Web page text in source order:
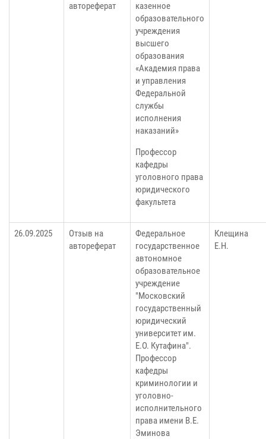
автореферат
казенное
образовательного
учреждения
высшего
образования
«Академия права
и управления
Федеральной
службы
исполнения
наказаний»
Профессор
кафедры
уголовного права
юридического
факультета
26.09.2025
Отзыв на
автореферат
Федеральное
государственное
автономное
образовательное
учреждение
"Московский
государственный
юридический
университет им.
Е.О. Кутафина".
Профессор
кафедры
криминологии и
уголовно-
исполнительного
права имени В.Е.
Эминова
Клещина
Е.Н.